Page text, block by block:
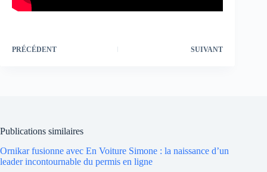
PRÉCÉDENT SUIVANT
Publications similaires
Ornikar fusionne avec En Voiture Simone : la naissance d’un
leader incontournable du permis en ligne